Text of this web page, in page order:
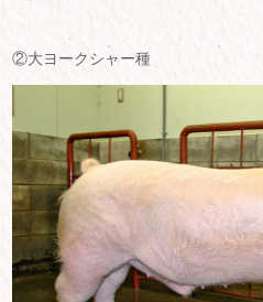
②大ヨークシャー種